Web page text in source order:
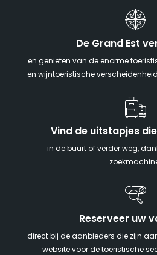
De Grand Est
en genieten van de enorme
en wijntoeristische
Vind de uitstapjes
in de buurt of verder weg,
Reserveer uw
direct bij de aanbieders die zijn
website voor de toeristische